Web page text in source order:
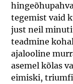
tegemist vaid
just neil
teadmine
ajalooline
asemel kõlas
eimiski,